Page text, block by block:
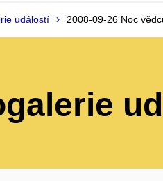
událostí 2008-09-26 Noc